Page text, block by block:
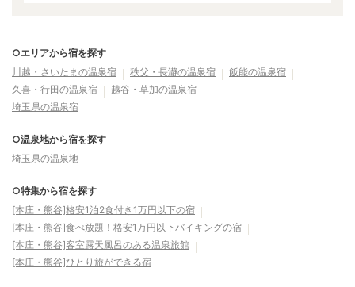
○エリアから宿を探す
川越・さいたまの温泉宿
秩父・長瀞の温泉宿
飯能の温泉宿
久喜・行田の温泉宿
越谷・草加の温泉宿
埼玉県の温泉宿
○温泉地から宿を探す
埼玉県の温泉地
○特集から宿を探す
[本庄・熊谷]格安1泊2食付き1万円以下の宿
[本庄・熊谷]食べ放題！格安1万円以下バイキングの宿
[本庄・熊谷]客室露天風呂のある温泉旅館
[本庄・熊谷]ひとり旅ができる宿